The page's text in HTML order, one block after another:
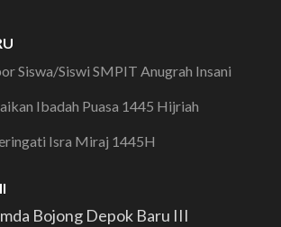
Siswa/Siswi SMPIT Anugrah Insani
Ibadah Puasa 1445 Hijriah
Isra Miraj 1445H
Bojong Depok Baru III